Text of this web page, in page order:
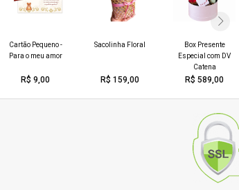
Cartão Pequeno -
Para o meu amor
R$ 9,00
Sacolinha Floral
R$ 159,00
Box Presente
Especial com DV
Catena
R$ 589,00
mim
R$ 39,00
Caneca Pra Sempre
Caneca Eu Amo
R$ 39,00